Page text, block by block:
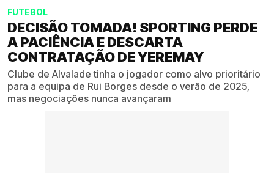
FUTEBOL
DECISÃO TOMADA! SPORTING PERDE
A PACIÊNCIA E DESCARTA
CONTRATAÇÃO DE YEREMAY
Clube de Alvalade tinha o jogador como alvo prioritário
para a equipa de Rui Borges desde o verão de 2025,
mas negociações nunca avançaram